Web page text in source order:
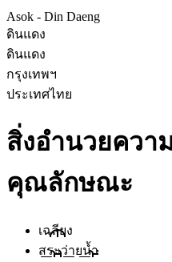
Asok - Din Daeng
ดินแดง
ดินแดง
กรุงเทพฯ
ประเทศไทย
สิ่งอำนวยควา
คุณลักษณะ
เฉลียง
สระว่ายน้ำ